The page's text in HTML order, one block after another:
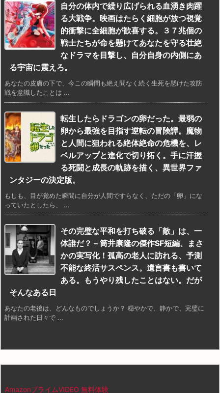
自分の体内で繰り広げられる血湧き肉躍
る大戦争。映画はたらく細胞が放つ視覚
的衝撃に全細胞が歓喜する。３７兆個の
戦士たちが命を懸けてあなたを守る壮絶
なドラマを目撃し、自分自身の内側にあ
る宇宙に震えろ。
あなたの皮膚の下で、今この瞬間も絶え間なく続く生死を懸けた攻防
戦を意識したことは ...
転生したらドラゴンの卵だった。最弱の
卵から最強を目指す逆転の冒険譚。魔物
と人間に狙われる絶体絶命の危機を、レ
ベルアップと進化で切り拓く。手に汗握
る死闘と成長の軌跡を描く、異世界ファ
ンタジーの決定版。
もしも、目が覚めた瞬間に自分が人間ですらなく、ただの「卵」にな
っていたとしたら、 ...
その完璧な平和を打ち破る「敵」は、一
体誰だ？ – 筒井康隆の傑作SF短編、まさ
かの実写化！孤高の老人に訪れる、予測
不能な終活サスペンス。遺言書も書いて
ある。もうやり残したことはない。だが
そんなある日
あなたの老後は、どんなものでしょうか？ 穏やかで、静かで、完璧に
計画された日々で ...
AmazonプライムVIDEO 無料体験